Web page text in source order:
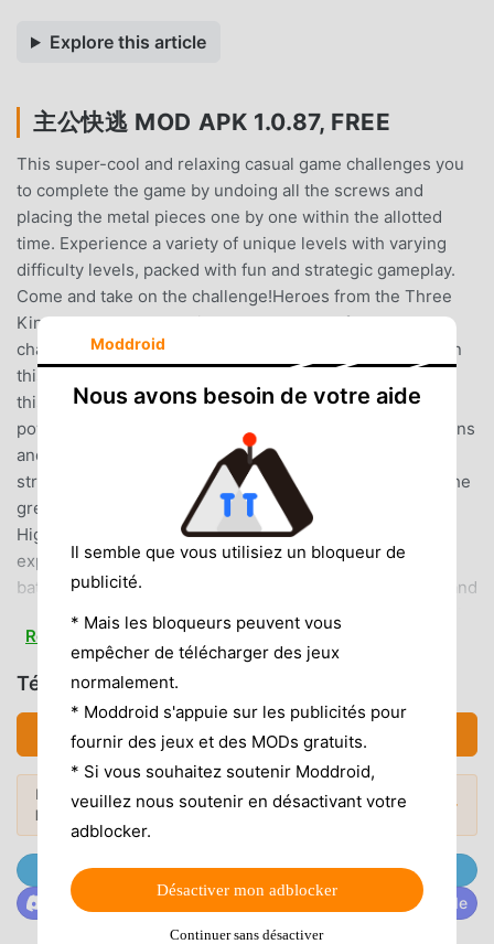
Explore this article
主公快逃 MOD APK 1.0.87, FREE
This super-cool and relaxing casual game challenges you
to complete the game by undoing all the screws and
placing the metal pieces one by one within the allotted
time. Experience a variety of unique levels with varying
difficulty levels, packed with fun and strategic gameplay.
Come and take on the challenge!Heroes from the Three
Kingdoms are summoning! Are you ready for the
challenge?Overcome obstacles and challenge yourself in
this all-new casual card game of the Three Kingdoms!In
this era of heroes and cunning, you will become a
powerful lord, leading your army to resist enemy invasions
and fight for supremacy! Explore this world of battle and
strategy, overcome countless challenges, and become the
greatest ruler of the Three Kingdoms!Game
Highlights:Multiple Challenges: From ambushes to ruins
exploration, every decision can change the course of
battle.One-handed control makes it easy to play: Command
your troops effortlessly and react swiftly to changes on the
battlefield, no matter where you are. Strategically deploy
your forces and plan your actions carefully: Arrange your
troops, formulate the optimal strategic layout, and
gradually overthrow your opponents.Hero Collection and
Matching: Recruit renowned generals from history and
create an unparalleled battle lineup by combining their
skills and talents to unlock the mysteries of the Three
Kingdoms.Alliance System: Cooperate with other players
to form alliances, share resources, support each other, and
conquer the Three Kingdoms together.※ This game
contains sexual content (characters wearing clothing or
costumes that highlight sexual characteristics) and
Read more
Télécharger 主公快逃 (MOD, Débloqué)
Télécharger APK (360.02MB)
Envie de plus ? Découvrez les mod APK
les plus populaires
Mods populaires →
Rejoignez @MODDROID.CO sur Telegram Channel
Rejoignez @MODDROID.CO sur la communauté Discorde
Moddroid
Nous avons besoin de votre aide
Il semble que vous utilisiez un bloqueur de
publicité.
* Mais les bloqueurs peuvent vous
empêcher de télécharger des jeux
normalement.
* Moddroid s'appuie sur les publicités pour
fournir des jeux et des MODs gratuits.
* Si vous souhaitez soutenir Moddroid,
veuillez nous soutenir en désactivant votre
adblocker.
Désactiver mon adblocker
Continuer sans désactiver